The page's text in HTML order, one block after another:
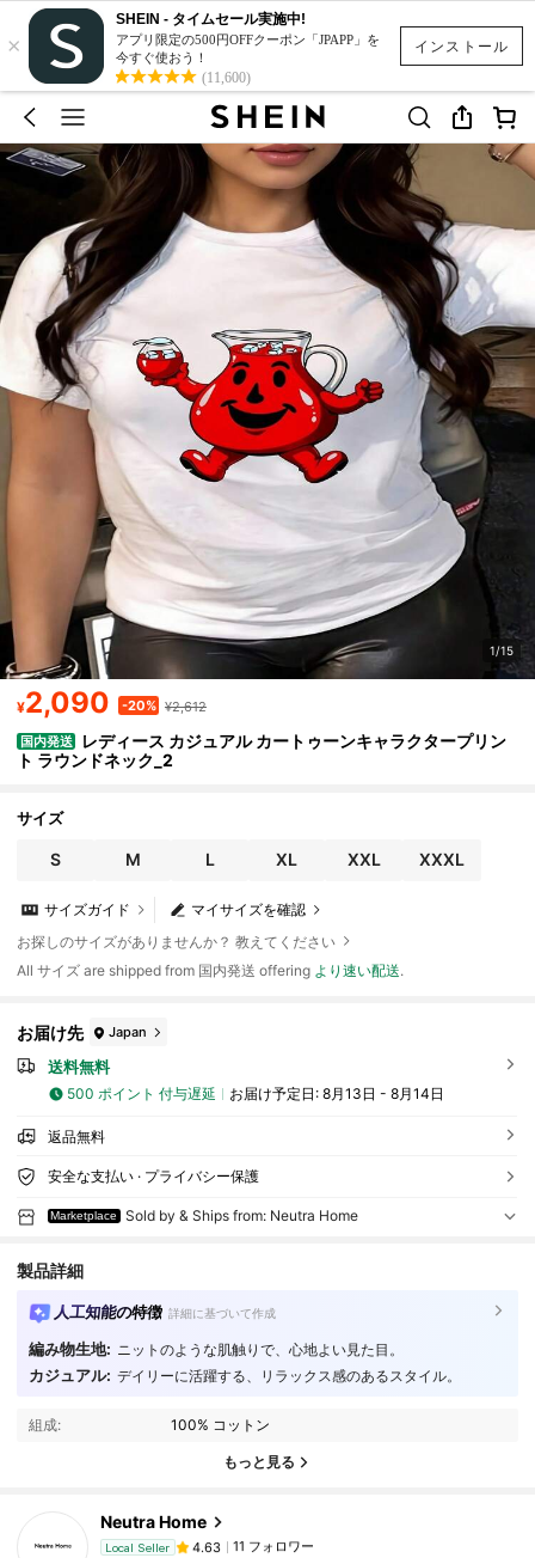
インストール
×
SHEIN - タイムセール実施中!
アプリ限定の500円OFFクーポン「JPAPP」を
今すぐ使おう！
(11,600)
1/15
¥2,090 -20% ¥2,612
国内発送
レディース カジュアル カートゥーンキャラクタープリン
ト ラウンドネック_2
サイズ
S M L XL XXL XXXL
マイサイズを確認
サイズガイド
お探しのサイズがありませんか？ 教えてください
All サイズ are shipped from 国内発送 offering より速い配送.
お届け先 Japan
送料無料
500 ポイント 付与遅延 お届け予定日: 8月13日 - 8月14日
返品無料
安全な支払い · プライバシー保護
Marketplace Sold by & Ships from: Neutra Home
製品詳細
人工知能の特徴 詳細に基づいて作成
編み物生地: ニットのような肌触りで、心地よい見た目。
カジュアル: デイリーに活躍する、リラックス感のあるスタイル。
組成: 100% コットン
もっと見る
Neutra Home
Local Seller
4.63 11 フォロワー
4.63 11 フォロワー
4.63 11 フォロワー
11 フォロワー
4.63 11 フォロワー